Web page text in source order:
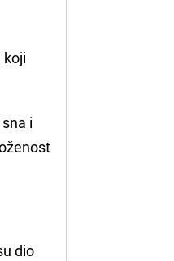
i
dio